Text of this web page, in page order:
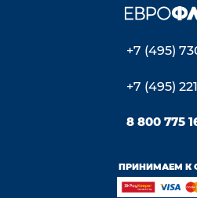
+7 (495)
+7 (495)
8 800 775
ПРИНИМАЕМ К